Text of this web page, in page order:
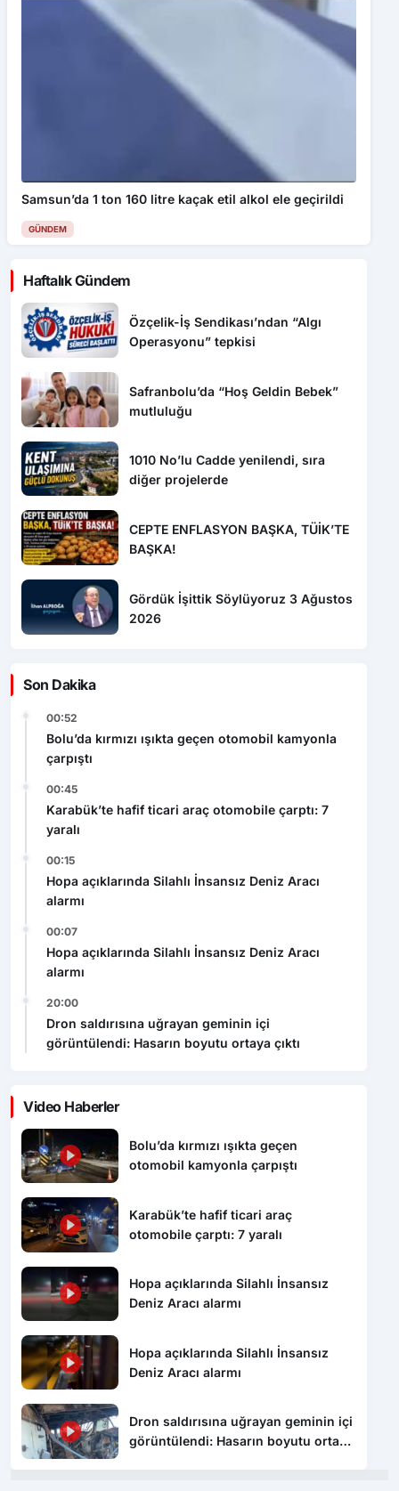
Samsun’da 1 ton 160 litre kaçak etil alkol ele geçirildi
GÜNDEM
Haftalık Gündem
Özçelik-İş Sendikası’ndan “Algı
Operasyonu” tepkisi
Safranbolu’da “Hoş Geldin Bebek”
mutluluğu
1010 No’lu Cadde yenilendi, sıra
diğer projelerde
CEPTE ENFLASYON BAŞKA, TÜİK’TE
BAŞKA!
Gördük İşittik Söylüyoruz 3 Ağustos
2026
Son Dakika
00:52
Bolu’da kırmızı ışıkta geçen otomobil kamyonla
çarpıştı
00:45
Karabük’te hafif ticari araç otomobile çarptı: 7
yaralı
00:15
Hopa açıklarında Silahlı İnsansız Deniz Aracı
alarmı
00:07
Hopa açıklarında Silahlı İnsansız Deniz Aracı
alarmı
20:00
Dron saldırısına uğrayan geminin içi
görüntülendi: Hasarın boyutu ortaya çıktı
Video Haberler
Bolu’da kırmızı ışıkta geçen
otomobil kamyonla çarpıştı
Karabük’te hafif ticari araç
otomobile çarptı: 7 yaralı
Hopa açıklarında Silahlı İnsansız
Deniz Aracı alarmı
Hopa açıklarında Silahlı İnsansız
Deniz Aracı alarmı
Dron saldırısına uğrayan geminin içi
görüntülendi: Hasarın boyutu ortaya